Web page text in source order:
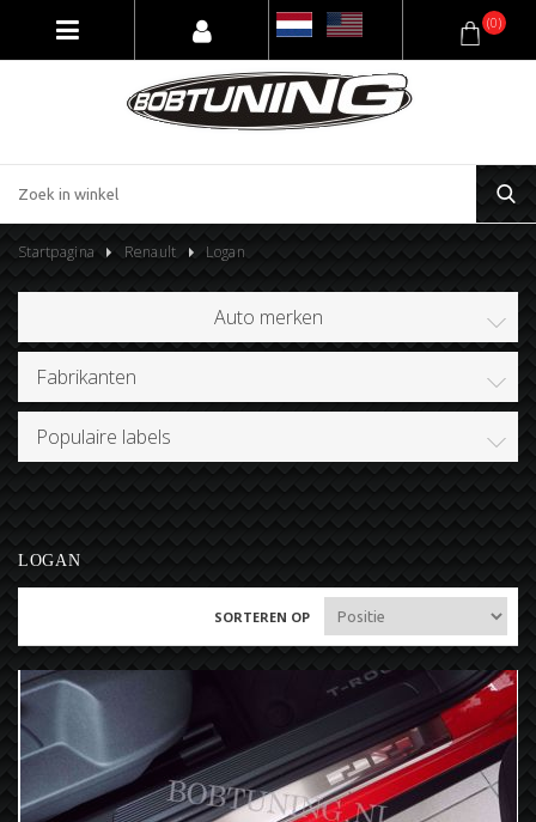
(0)
Startpagina Renault Logan
Auto merken
Fabrikanten
Populaire labels
LOGAN
SORTEREN OP